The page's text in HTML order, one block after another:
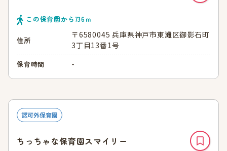
この保育園から736ｍ
住所
〒6580045 兵庫県神戸市東灘区御影石町
3丁目13番1号
保育時間 -
認可外保育園
ちっちゃな保育園スマイリー